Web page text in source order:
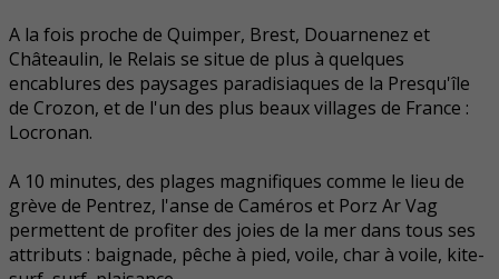
A la fois proche de Quimper, Brest, Douarnenez et
Châteaulin, le Relais se situe de plus à quelques
encablures des paysages paradisiaques de la Presqu'île
de Crozon, et de l'un des plus beaux villages de France :
Locronan.
A 10 minutes, des plages magnifiques comme le lieu de
grève de Pentrez, l'anse de Caméros et Porz Ar Vag
permettent de profiter des joies de la mer dans tous ses
attributs : baignade, pêche à pied, voile, char à voile, kite-